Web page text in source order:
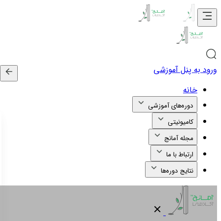
ورود به پنل آموزشی
خانه
دوره‌های آموزشی
کامیونیتی
مجله آمانج
ارتباط با ما
نتایج دوره‌ها